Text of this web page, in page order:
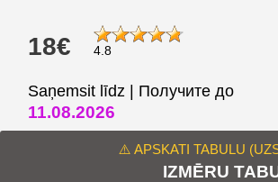
18€ 4.8
Saņemsit līdz | Получите до
11.08.2026
⚠️ APSKATI TABULU
IZMĒRU